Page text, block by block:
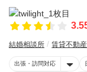
結婚相談所 賃貸不動産
出張・訪問対応